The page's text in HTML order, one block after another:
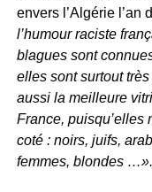
envers l’Algérie l’an
l’humour raciste
blagues sont
elles sont surtout
aussi la meilleure
France, puisqu’elles
coté : noirs, juifs,
femmes, blondes …».